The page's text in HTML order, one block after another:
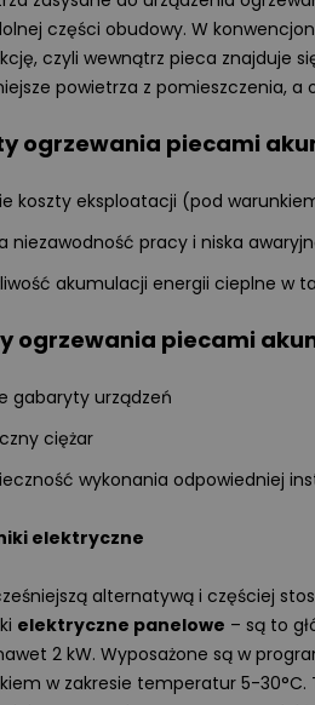
części obudowy. W
czyli wewnątrz pieca znajduje
powietrza z pomieszczenia, a
ogrzewania piecami
koszty eksploatacji (pod
niezawodność pracy i niska
akumulacji energii cieplne w
ogrzewania piecami
gabaryty urządzeń
ciężar
wykonania odpowiedniej
elektryczne
alternatywą i częściej
elektryczne panelowe – są to
2 kW. Wyposażone są w
w zakresie temperatur 5-